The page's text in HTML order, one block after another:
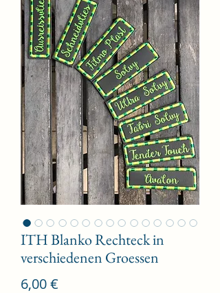
ITH Blanko Rechteck in
verschiedenen Groessen
6,00 €